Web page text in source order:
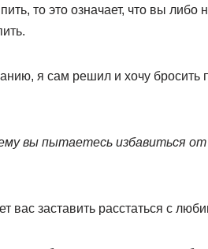
то это означает, что вы либо
я сам решил и хочу бросить
вы пытаетесь избавиться от
вас заставить расстаться с